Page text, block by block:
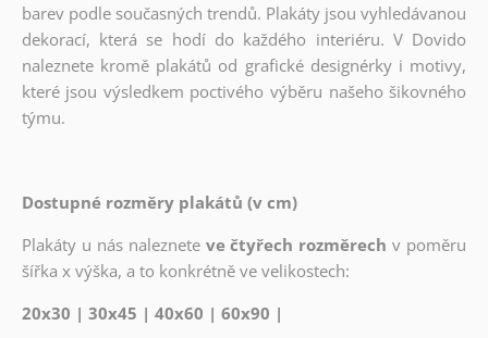
barev podle současných trendů. Plakáty jsou vyhledávanou
dekorací, která se hodí do každého interiéru. V Dovido
naleznete kromě plakátů od grafické designérky i motivy,
které jsou výsledkem poctivého výběru našeho šikovného
týmu.
Dostupné rozměry plakátů (v cm)
Plakáty u nás naleznete ve čtyřech rozměrech v poměru
šířka x výška, a to konkrétně ve velikostech:
20x30 | 30x45 | 40x60 | 60x90 |